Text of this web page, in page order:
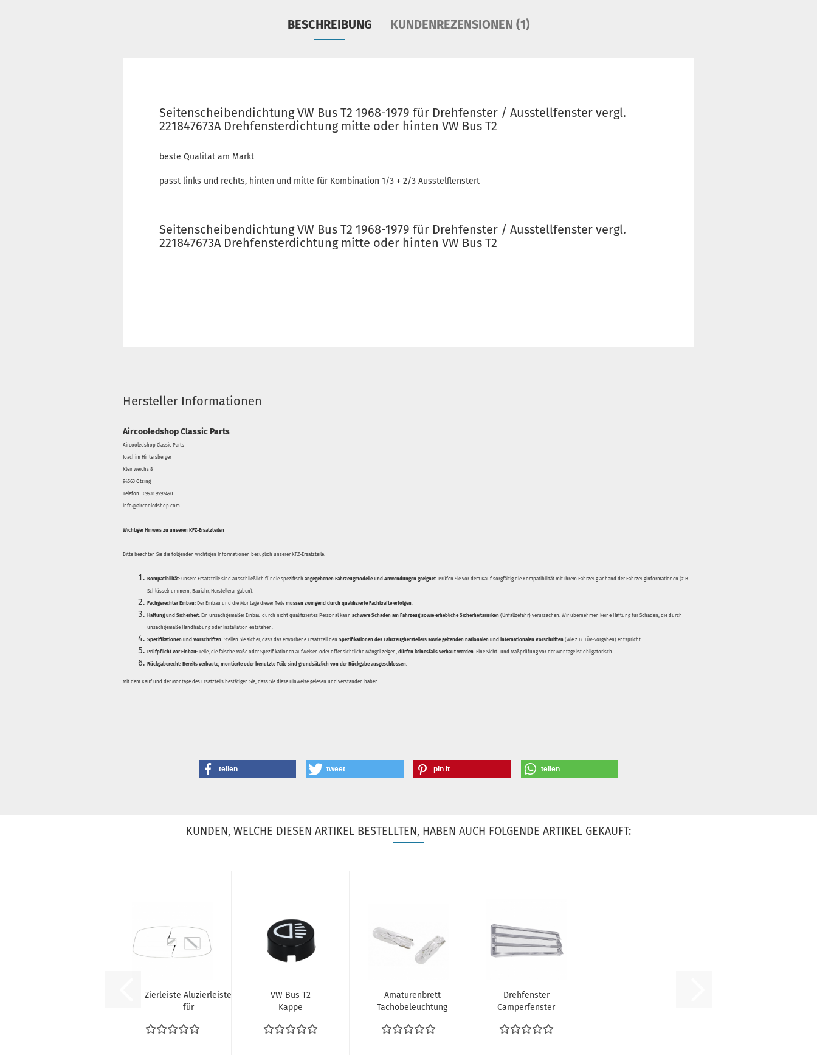
BESCHREIBUNG KUNDENREZENSIONEN (1)
Seitenscheibendichtung VW Bus T2 1968-1979 für Drehfenster / Ausstellfenster vergl.
221847673A Drehfensterdichtung mitte oder hinten VW Bus T2
beste Qualität am Markt
passt links und rechts, hinten und mitte für Kombination 1/3 + 2/3 Ausstelflenstert
Seitenscheibendichtung VW Bus T2 1968-1979 für Drehfenster / Ausstellfenster vergl.
221847673A Drehfensterdichtung mitte oder hinten VW Bus T2
Hersteller Informationen
Aircooledshop Classic Parts
Aircooledshop Classic Parts
Joachim Hintersberger
Kleinweichs 8
94563 Otzing
Telefon : 09931 9992490
info@aircooledshop.com
Wichtiger Hinweis zu unseren KFZ-Ersatzteilen
Bitte beachten Sie die folgenden wichtigen Informationen bezüglich unserer KFZ-Ersatzteile:
Kompatibilität: Unsere Ersatzteile sind ausschließlich für die spezifisch angegebenen Fahrzeugmodelle und Anwendungen geeignet. Prüfen Sie vor dem Kauf sorgfältig die Kompatibilität mit Ihrem Fahrzeug anhand der Fahrzeuginformationen (z.B.
Schlüsselnummern, Baujahr, Herstellerangaben).
Fachgerechter Einbau: Der Einbau und die Montage dieser Teile müssen zwingend durch qualifizierte Fachkräfte erfolgen.
Haftung und Sicherheit: Ein unsachgemäßer Einbau durch nicht qualifiziertes Personal kann schwere Schäden am Fahrzeug sowie erhebliche Sicherheitsrisiken (Unfallgefahr) verursachen. Wir übernehmen keine Haftung für Schäden, die durch
unsachgemäße Handhabung oder Installation entstehen.
Spezifikationen und Vorschriften: Stellen Sie sicher, dass das erworbene Ersatzteil den Spezifikationen des Fahrzeugherstellers sowie geltenden nationalen und internationalen Vorschriften (wie z.B. TÜV-Vorgaben) entspricht.
Prüfpflicht vor Einbau: Teile, die falsche Maße oder Spezifikationen aufweisen oder offensichtliche Mängel zeigen, dürfen keinesfalls verbaut werden. Eine Sicht- und Maßprüfung vor der Montage ist obligatorisch.
Rückgaberecht: Bereits verbaute, montierte oder benutzte Teile sind grundsätzlich von der Rückgabe ausgeschlossen.
Mit dem Kauf und der Montage des Ersatzteils bestätigen Sie, dass Sie diese Hinweise gelesen und verstanden haben
teilen tweet pin it teilen
KUNDEN, WELCHE DIESEN ARTIKEL BESTELLTEN, HABEN AUCH FOLGENDE ARTIKEL GEKAUFT:
Zierleiste Aluzierleiste
für
VW Bus T2
Kappe
Symbol Knopf
Amaturenbrett
Tachobeleuchtung
Lämpchen...
Drehfenster
Camperfenster
Window